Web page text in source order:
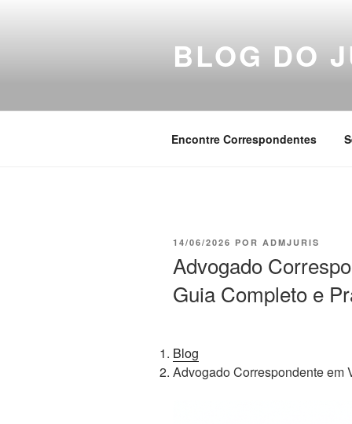
BLOG DO
Encontre Correspondentes
PUBLICADO
14/06/2026 POR ADMJURIS
Advogado
Guia Completo e
Blog
Advogado Correspondente em